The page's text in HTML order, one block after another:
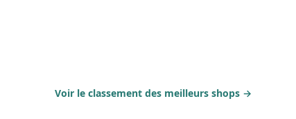
Voir le classement des meilleurs shops →